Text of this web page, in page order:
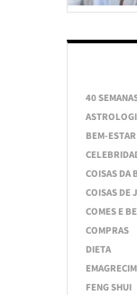
40
BEM-ESTAR
COISAS DA
COISAS DE
COMES E
COMPRAS
DIETA
FENG SHUI